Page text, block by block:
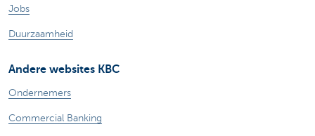
Jobs
Duurzaamheid
Andere websites KBC
Ondernemers
Commercial Banking